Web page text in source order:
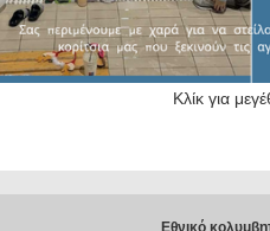
Κλίκ για
Εθνικό